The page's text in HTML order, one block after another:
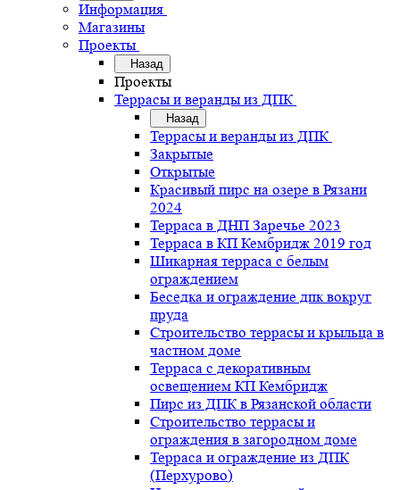
Информация
Магазины
Проекты
Назад
Проекты
Террасы и веранды из ДПК
Назад
Террасы и веранды из ДПК
Закрытые
Открытые
Красивый пирс на озере в Рязани
2024
Терраса в ДНП Заречье 2023
Терраса в КП Кембридж 2019 год
Шикарная терраса с белым
ограждением
Беседка и ограждение дпк вокруг
пруда
Строительство террасы и крыльца в
частном доме
Терраса с декоративным
освещением КП Кембридж
Пирс из ДПК в Рязанской области
Строительство террасы и
ограждения в загородном доме
Терраса и ограждение из ДПК
(Перхурово)